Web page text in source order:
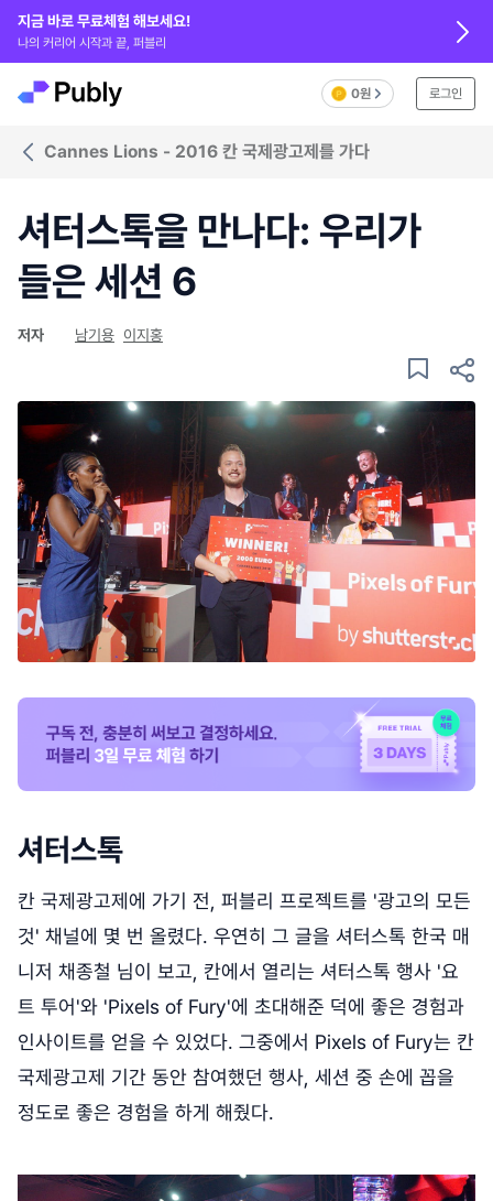
지금 바로 무료체험 해보세요!
나의 커리어 시작과 끝, 퍼블리
0원 로그인
Cannes Lions - 2016 칸 국제광고제를 가다
셔터스톡을 만나다: 우리가
들은 세션 6
저자 남기용 이지홍
셔터스톡
칸 국제광고제에 가기 전, 퍼블리 프로젝트를 '광고의 모든
것' 채널에 몇 번 올렸다. 우연히 그 글을 셔터스톡 한국 매
니저 채종철 님이 보고, 칸에서 열리는 셔터스톡 행사 '요
트 투어'와 'Pixels of Fury'에 초대해준 덕에 좋은 경험과
인사이트를 얻을 수 있었다. 그중에서 Pixels of Fury는 칸
국제광고제 기간 동안 참여했던 행사, 세션 중 손에 꼽을
정도로 좋은 경험을 하게 해줬다.